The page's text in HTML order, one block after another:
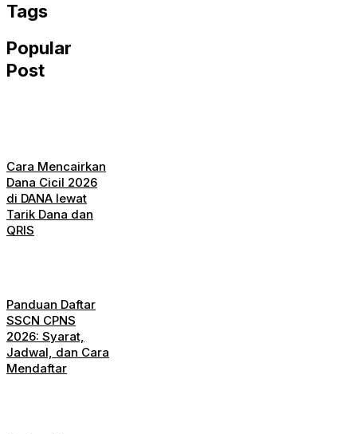
Tags
Popular
Post
Cara Mencairkan
Dana Cicil 2026
di DANA lewat
Tarik Dana dan
QRIS
Panduan Daftar
SSCN CPNS
2026: Syarat,
Jadwal, dan Cara
Mendaftar